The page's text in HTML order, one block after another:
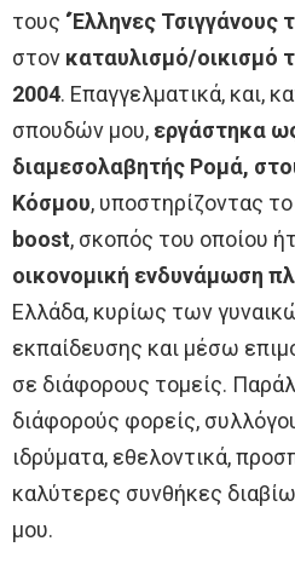
τους ‘Έλληνες Τσιγγάνους
στον καταυλισμό/οικισμό
2004. Επαγγελματικά, και,
σπουδών μου, εργάστηκα
διαμεσολαβητής Ρομά,
Κόσμου, υποστηρίζοντας το
boost, σκοπός του οποίου
οικονομική ενδυνάμωση
Ελλάδα, κυρίως των
εκπαίδευσης και μέσω
σε διάφορους τομείς.
διάφορούς φορείς,
ιδρύματα, εθελοντικά,
καλύτερες συνθήκες
μου.